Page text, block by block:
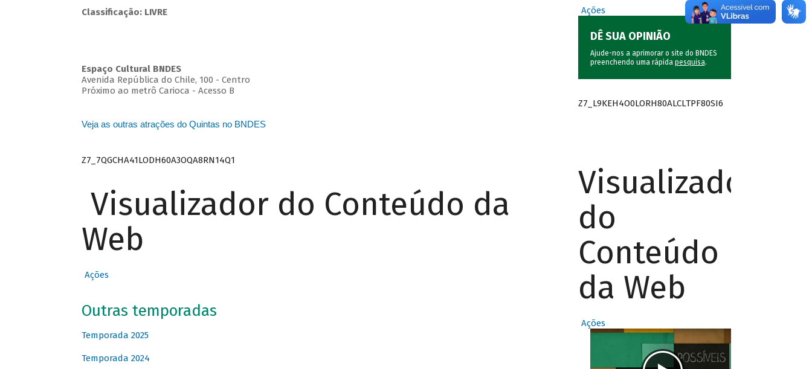
Classificação: LIVRE
Espaço Cultural BNDES
Avenida República do Chile, 100 - Centro
Próximo ao metrô Carioca - Acesso B
Veja as outras atrações do Quintas no BNDES
Z7_7QGCHA41LODH60A3OQA8RN14Q1
Visualizador do Conteúdo da
Web
Ações
Outras temporadas
Temporada 2025
Temporada 2024
Ações
DÊ SUA OPINIÃO
Ajude-nos a aprimorar o site do BNDES
preenchendo uma rápida pesquisa.
Z7_L9KEH4O0LORH80ALCLTPF80SI6
Visualizador
do
Conteúdo
da Web
Ações